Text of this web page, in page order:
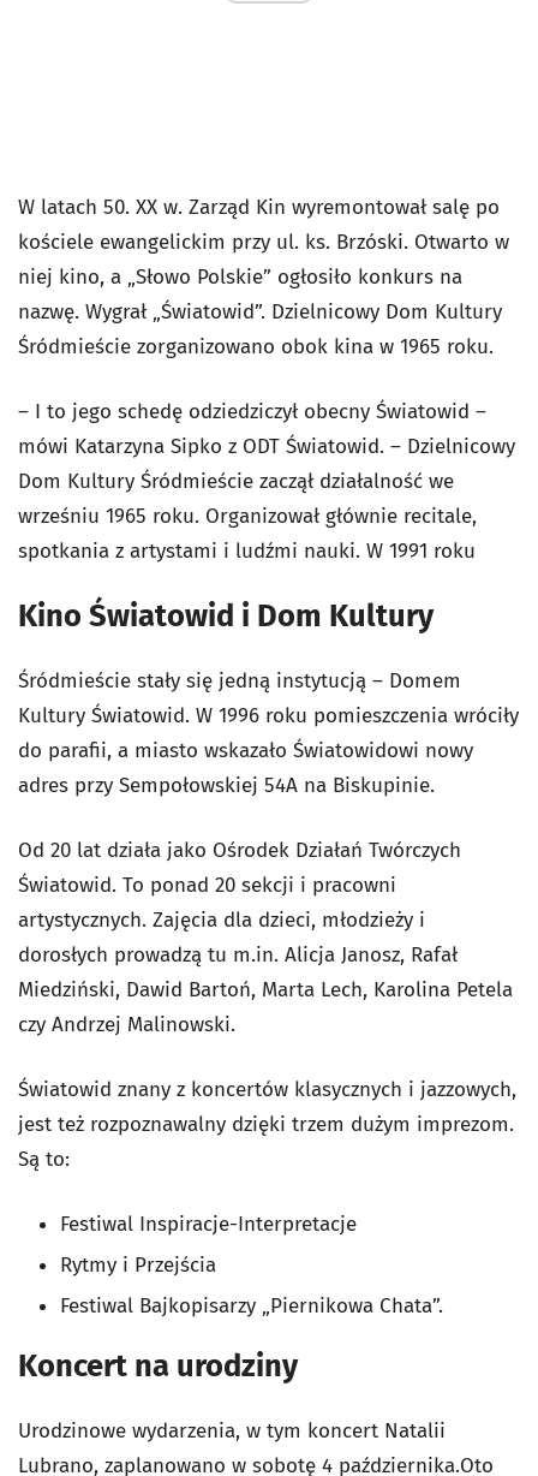
W latach 50. XX w. Zarząd Kin wyremontował salę po
kościele ewangelickim przy ul. ks. Brzóski. Otwarto w
niej kino, a „Słowo Polskie” ogłosiło konkurs na
nazwę. Wygrał „Światowid”. Dzielnicowy Dom Kultury
Śródmieście zorganizowano obok kina w 1965 roku.
– I to jego schedę odziedziczył obecny Światowid –
mówi Katarzyna Sipko z ODT Światowid. – Dzielnicowy
Dom Kultury Śródmieście zaczął działalność we
wrześniu 1965 roku. Organizował głównie recitale,
spotkania z artystami i ludźmi nauki. W 1991 roku
Kino Światowid i Dom Kultury
Śródmieście stały się jedną instytucją – Domem
Kultury Światowid. W 1996 roku pomieszczenia wróciły
do parafii, a miasto wskazało Światowidowi nowy
adres przy Sempołowskiej 54A na Biskupinie.
Od 20 lat działa jako Ośrodek Działań Twórczych
Światowid. To ponad 20 sekcji i pracowni
artystycznych. Zajęcia dla dzieci, młodzieży i
dorosłych prowadzą tu m.in. Alicja Janosz, Rafał
Miedziński, Dawid Bartoń, Marta Lech, Karolina Petela
czy Andrzej Malinowski.
Światowid znany z koncertów klasycznych i jazzowych,
jest też rozpoznawalny dzięki trzem dużym imprezom.
Są to:
Festiwal Inspiracje-Interpretacje
Rytmy i Przejścia
Festiwal Bajkopisarzy „Piernikowa Chata”.
Koncert na urodziny
Urodzinowe wydarzenia, w tym koncert Natalii
Lubrano, zaplanowano w sobotę 4 października.Oto